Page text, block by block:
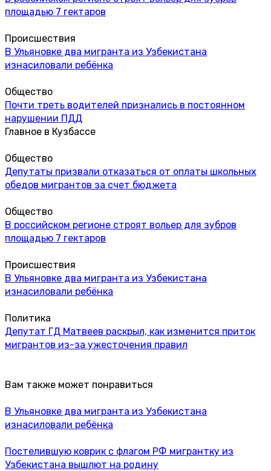
площадью 7 гектаров
Происшествия
В Ульяновке два мигранта из Узбекистана
изнасиловали ребёнка
Общество
Почти треть водителей признались в постоянном
нарушении ПДД
Главное в Кузбассе
Общество
Депутаты призвали отказаться от оплаты школьных
обедов мигрантов за счет бюджета
Общество
В российском регионе строят вольер для зубров
площадью 7 гектаров
Происшествия
В Ульяновке два мигранта из Узбекистана
изнасиловали ребёнка
Политика
Депутат ГД Матвеев раскрыл, как изменится приток
мигрантов из-за ужесточения правил
Вам также может понравиться
В Ульяновке два мигранта из Узбекистана
изнасиловали ребёнка
Постелившую коврик с флагом РФ мигрантку из
Узбекистана вышлют на родину